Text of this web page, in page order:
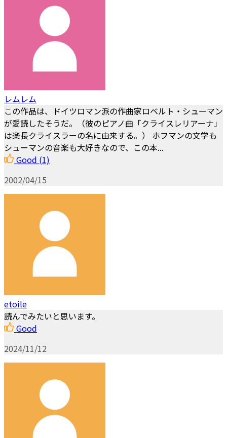
レムレム
この作品は、ドイツロマン派の作曲家ロベルト・シューマン
が愛読したそうだ。（彼のピアノ曲「クライスレリアーナ」
は楽長クライスラーの名に由来する。） ホフマンの文学も
シューマンの音楽も大好きなので、この本...
Good (1)
2002/04/15
etoile
読んでみたいと思います。
Good
2024/11/12